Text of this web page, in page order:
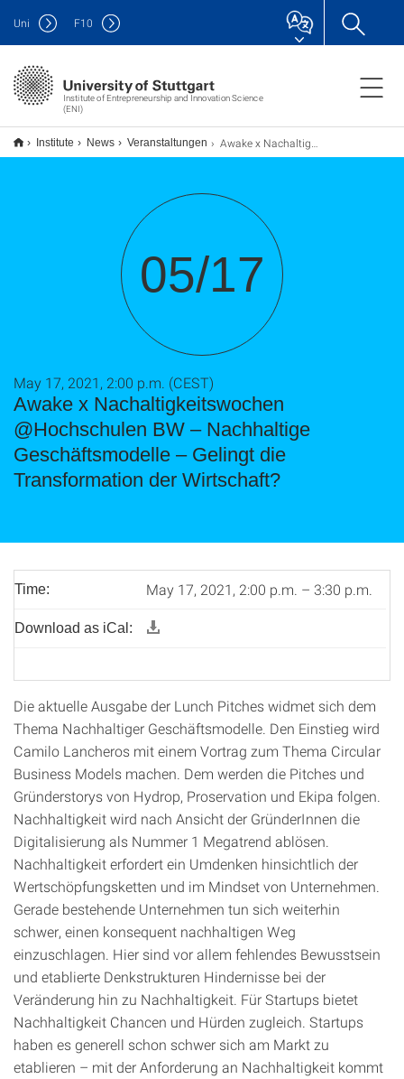
Institute of Entrepreneurship and Innovation Science
(ENI)
Uni F10
Institute News Veranstaltungen Awake x Nachaltigkeitswochen @Hochschulen BW – Nachhaltige Geschäftsmodelle – Gelingt die Transformation der Wirtschaft?
05/17
Awake x Nachaltigkeitswochen
@Hochschulen BW – Nachhaltige
Geschäftsmodelle – Gelingt die
Transformation der Wirtschaft?
May 17, 2021, 2:00 p.m. (CEST)
Time: May 17, 2021, 2:00 p.m. – 3:30 p.m.
Download as iCal:
Die aktuelle Ausgabe der Lunch Pitches widmet sich dem
Thema Nachhaltiger Geschäftsmodelle. Den Einstieg wird
Camilo Lancheros mit einem Vortrag zum Thema Circular
Business Models machen. Dem werden die Pitches und
Gründerstorys von Hydrop, Proservation und Ekipa folgen.
Nachhaltigkeit wird nach Ansicht der GründerInnen die
Digitalisierung als Nummer 1 Megatrend ablösen.
Nachhaltigkeit erfordert ein Umdenken hinsichtlich der
Wertschöpfungsketten und im Mindset von Unternehmen.
Gerade bestehende Unternehmen tun sich weiterhin
schwer, einen konsequent nachhaltigen Weg
einzuschlagen. Hier sind vor allem fehlendes Bewusstsein
und etablierte Denkstrukturen Hindernisse bei der
Veränderung hin zu Nachhaltigkeit. Für Startups bietet
Nachhaltigkeit Chancen und Hürden zugleich. Startups
haben es generell schon schwer sich am Markt zu
etablieren – mit der Anforderung an Nachhaltigkeit kommt